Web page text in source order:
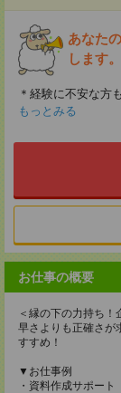
あなた
します。
＊経験に不安な方
もっとみる
お仕事の概要
＜縁の下の力持ち！
早さよりも正確さが
すすめ！
▼お仕事例
・資料作成サポート